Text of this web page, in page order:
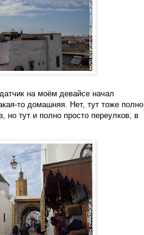
на моём девайсе начал
то домашняя. Нет, тут тоже полно
но тут и полно просто переулков, в